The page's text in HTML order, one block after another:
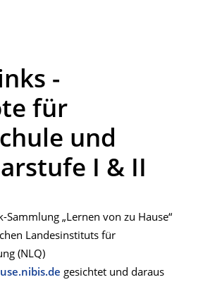
-
für
und
I & II
Sammlung „Lernen von zu Hause“
Landesinstituts für
(NLQ)
gesichtet und daraus